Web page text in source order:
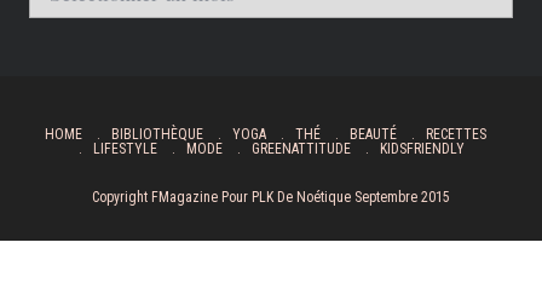
HOME BIBLIOTHÈQUE YOGA THÉ BEAUTÉ
RECETTES
LIFESTYLE
MODE GREENATTITUDE KIDSFRIENDLY
Copyright FMagazine Pour PLK De Noétique Septembre 2015